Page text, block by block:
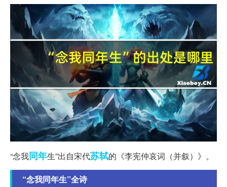
“念我同年生”出自宋代苏轼的《李宪仲哀词（并叙）》。
“念我同年生”全诗